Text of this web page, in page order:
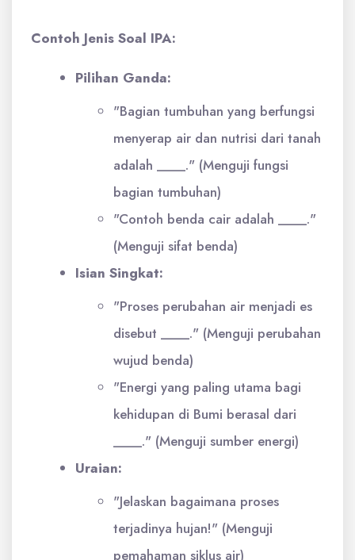
Contoh Jenis Soal IPA:
Pilihan Ganda:
"Bagian tumbuhan yang berfungsi
menyerap air dan nutrisi dari tanah
adalah ____." (Menguji fungsi
bagian tumbuhan)
"Contoh benda cair adalah ____."
(Menguji sifat benda)
Isian Singkat:
"Proses perubahan air menjadi es
disebut ____." (Menguji perubahan
wujud benda)
"Energi yang paling utama bagi
kehidupan di Bumi berasal dari
____." (Menguji sumber energi)
Uraian:
"Jelaskan bagaimana proses
terjadinya hujan!" (Menguji
pemahaman siklus air)